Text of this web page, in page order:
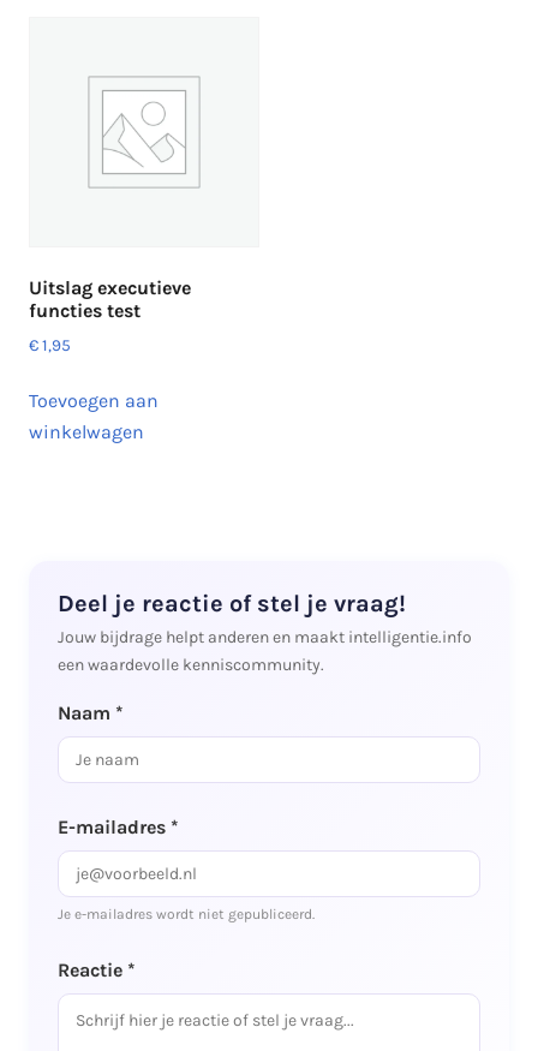
Uitslag executieve
functies test
€1,95
Toevoegen aan
winkelwagen
Deel je reactie of stel je vraag!
Jouw bijdrage helpt anderen en maakt intelligentie.info
een waardevolle kenniscommunity.
Reactie *
Naam *
E-mailadres *
Je e-mailadres wordt niet gepubliceerd.